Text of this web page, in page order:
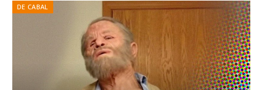
DE CABAL